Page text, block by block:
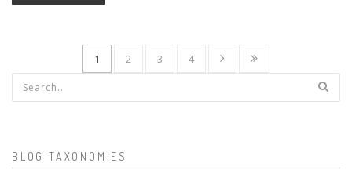
1 2 3 4
Search form
BLOG TAXONOMIES